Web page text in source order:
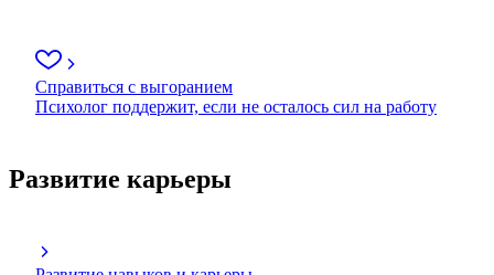
Справиться с выгоранием
Психолог поддержит, если не осталось сил на работу
Развитие карьеры